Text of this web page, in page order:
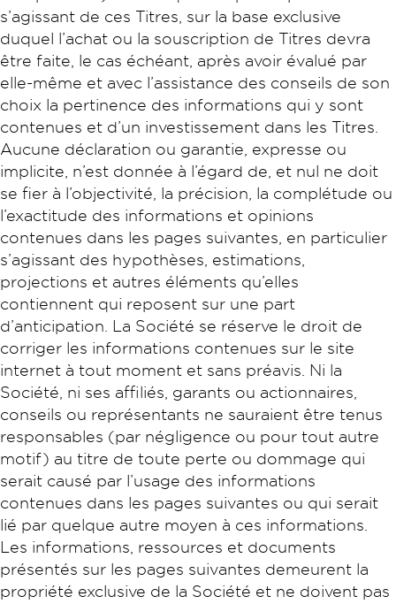
s’agissant de ces Titres, sur la base exclusive
duquel l’achat ou la souscription de Titres devra
être faite, le cas échéant, après avoir évalué par
elle-même et avec l’assistance des conseils de son
choix la pertinence des informations qui y sont
contenues et d’un investissement dans les Titres.
Aucune déclaration ou garantie, expresse ou
implicite, n’est donnée à l’égard de, et nul ne doit
se fier à l’objectivité, la précision, la complétude ou
l’exactitude des informations et opinions
contenues dans les pages suivantes, en particulier
s’agissant des hypothèses, estimations,
projections et autres éléments qu’elles
contiennent qui reposent sur une part
d’anticipation. La Société se réserve le droit de
corriger les informations contenues sur le site
internet à tout moment et sans préavis. Ni la
Société, ni ses affiliés, garants ou actionnaires,
conseils ou représentants ne sauraient être tenus
responsables (par négligence ou pour tout autre
motif) au titre de toute perte ou dommage qui
serait causé par l’usage des informations
contenues dans les pages suivantes ou qui serait
lié par quelque autre moyen à ces informations.
Les informations, ressources et documents
présentés sur les pages suivantes demeurent la
propriété exclusive de la Société et ne doivent pas